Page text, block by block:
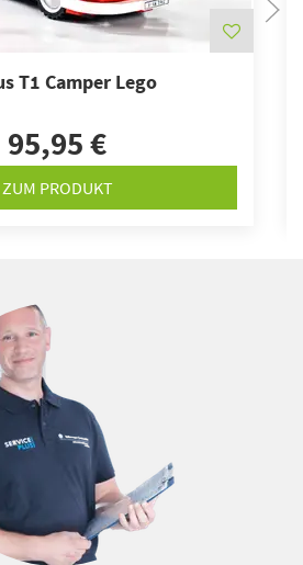
T1 Camper Lego
95,95 €
ZUM PRODUKT